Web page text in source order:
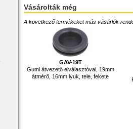
Vásárolták még
A következő termékeket más vásárlók
GAV-19T
Gumi átvezető elválasztóval, 19mm
átmérő, 16mm lyuk, tele, fekete